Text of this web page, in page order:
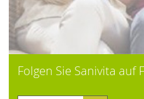
Folgen Sie Sanivita auf